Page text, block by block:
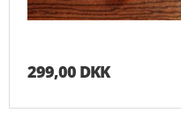
299,00 DKK